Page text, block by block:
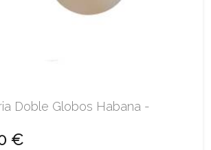
Doble Globos Habana -
€